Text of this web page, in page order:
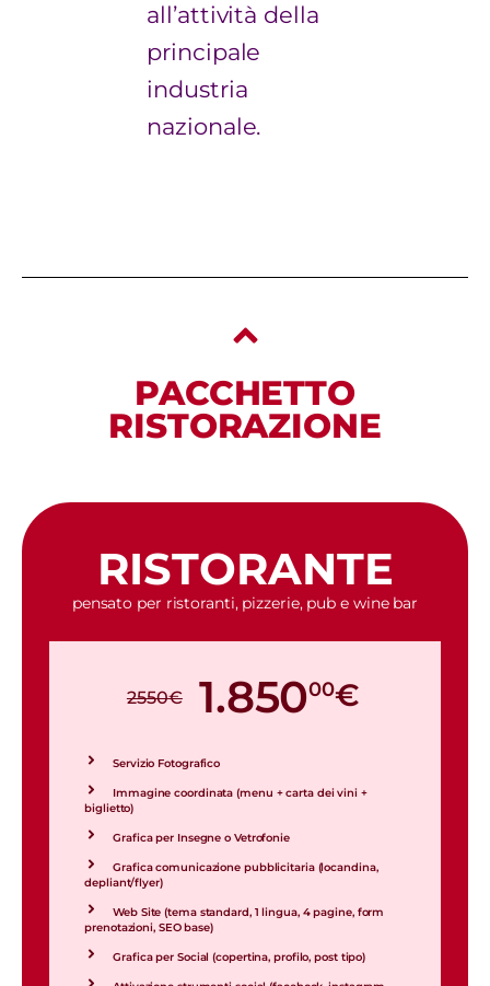
all’attività della
principale
industria
nazionale.
PACCHETTO
RISTORAZIONE
RISTORANTE
pensato per ristoranti, pizzerie, pub e wine bar
2550€ 1.85000€
Servizio Fotografico
Immagine coordinata (menu + carta dei vini +
biglietto)
Grafica per Insegne o Vetrofonie
Grafica comunicazione pubblicitaria (locandina,
depliant/flyer)
Web Site (tema standard, 1 lingua, 4 pagine, form
prenotazioni, SEO base)
Grafica per Social (copertina, profilo, post tipo)